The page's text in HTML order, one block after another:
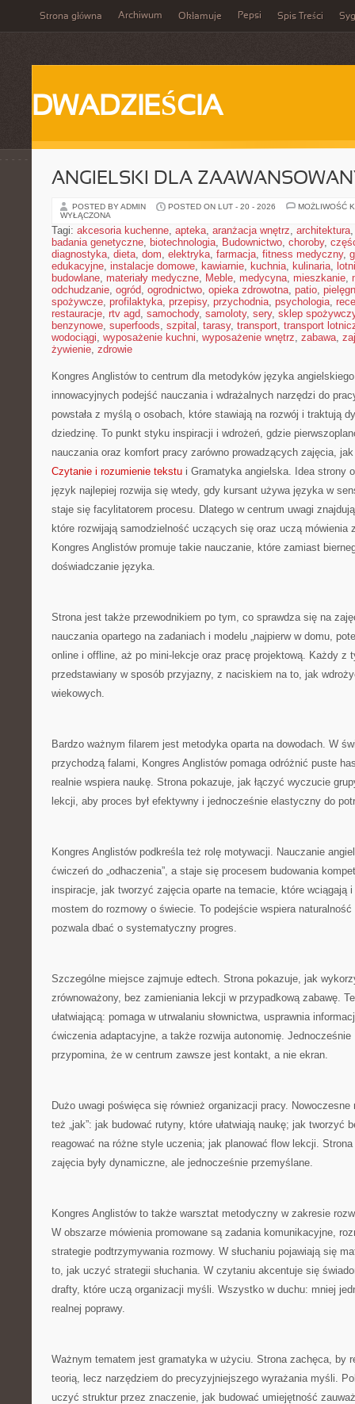
Strona główna Archiwum Okłamuje Pepsi Spis Treści
DWADZIEŚCIA
ANGIELSKI DLA
POSTED BY ADMIN POSTED ON LUT - 20 - 2026
MOŻLIWOŚĆ
WYŁĄCZONA
Tagi: akcesoria kuchenne, apteka, aranżacja wnętrz, architektura
badania genetyczne, biotechnologia, Budownictwo, choroby,
diagnostyka, dieta, dom, elektryka, farmacja, fitness medyczny,
edukacyjne, instalacje domowe, kawiarnie, kuchnia, kulinaria,
budowlane, materiały medyczne, Meble, medycyna, mieszkanie,
odchudzanie, ogród, ogrodnictwo, opieka zdrowotna, patio,
spożywcze, profilaktyka, przepisy, przychodnia, psychologia,
restauracje, rtv agd, samochody, samoloty, sery, sklep
benzynowe, superfoods, szpital , tarasy, transport, transport
wodociągi, wyposażenie kuchni, wyposażenie wnętrz, zabawa,
żywienie, zdrowie
Kongres Anglistów to centrum dla metodyków języka
innowacyjnych podejść nauczania i wdrażalnych narzędzi do
powstała z myślą o osobach, które stawiają na rozwój i traktują
dziedzinę. To punkt styku inspiracji i wdrożeń, gdzie
nauczania oraz komfort pracy zarówno prowadzących zajęcia,
Czytanie i rozumienie tekstu i Gramatyka angielska. Idea strony
język najlepiej rozwija się wtedy, gdy kursant używa języka w
staje się facylitatorem procesu. Dlatego w centrum uwagi
które rozwijają samodzielność uczących się oraz uczą mówienia
Kongres Anglistów promuje takie nauczanie, które zamiast
doświadczanie języka.
Strona jest także przewodnikiem po tym, co sprawdza się na
nauczania opartego na zadaniach i modelu „najpierw w domu,
online i offline, aż po mini-lekcje oraz pracę projektową. Każdy z
przedstawiany w sposób przyjazny, z naciskiem na to, jak
wiekowych.
Bardzo ważnym filarem jest metodyka oparta na dowodach. W
przychodzą falami, Kongres Anglistów pomaga odróżnić puste
realnie wspiera naukę. Strona pokazuje, jak łączyć wyczucie
lekcji, aby proces był efektywny i jednocześnie elastyczny do
Kongres Anglistów podkreśla też rolę motywacji. Nauczanie
ćwiczeń do „odhaczenia”, a staje się procesem budowania
inspiracje, jak tworzyć zajęcia oparte na temacie, które wciągają
mostem do rozmowy o świecie. To podejście wspiera
pozwala dbać o systematyczny progres.
Szczególne miejsce zajmuje edtech. Strona pokazuje, jak
zrównoważony, bez zamieniania lekcji w przypadkową zabawę.
ułatwiającą: pomaga w utrwalaniu słownictwa, usprawnia
ćwiczenia adaptacyjne, a także rozwija autonomię. Jednocześnie
przypomina, że w centrum zawsze jest kontakt, a nie ekran.
Dużo uwagi poświęca się również organizacji pracy. Nowoczesne
też „jak”: jak budować rutyny, które ułatwiają naukę; jak tworzyć
reagować na różne style uczenia; jak planować flow lekcji.
zajęcia były dynamiczne, ale jednocześnie przemyślane.
Kongres Anglistów to także warsztat metodyczny w zakresie
W obszarze mówienia promowane są zadania komunikacyjne,
strategie podtrzymywania rozmowy. W słuchaniu pojawiają się
to, jak uczyć strategii słuchania. W czytaniu akcentuje się
drafty, które uczą organizacji myśli. Wszystko w duchu: mniej
realnej poprawy.
Ważnym tematem jest gramatyka w użyciu. Strona zachęca, by
teorią, lecz narzędziem do precyzyjniejszego wyrażania myśli.
uczyć struktur przez znaczenie, jak budować umiejętność